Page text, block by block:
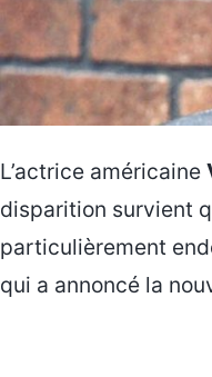
L’actrice américaine
disparition survient
particulièrement
qui a annoncé la